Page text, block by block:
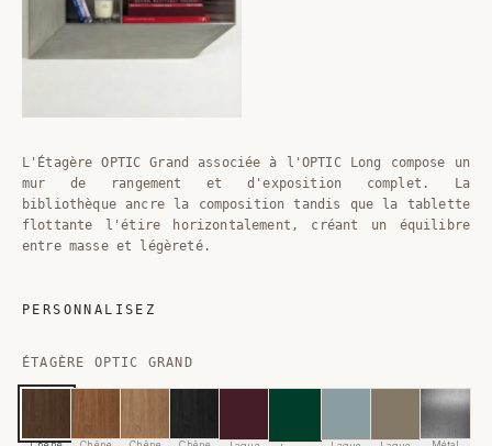
L'Étagère OPTIC Grand associée à l'OPTIC Long compose un
mur de rangement et d'exposition complet. La
bibliothèque ancre la composition tandis que la tablette
flottante l'étire horizontalement, créant un équilibre
entre masse et légèreté.
PERSONNALISEZ
ÉTAGÈRE OPTIC GRAND